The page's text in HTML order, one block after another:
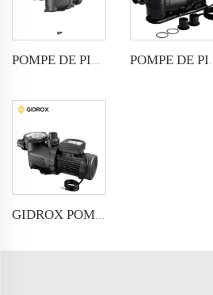
POMPE DE PISCINE GIDROX-SP-6 POMPE DE